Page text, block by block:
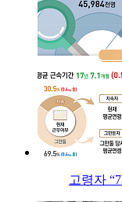
고령자